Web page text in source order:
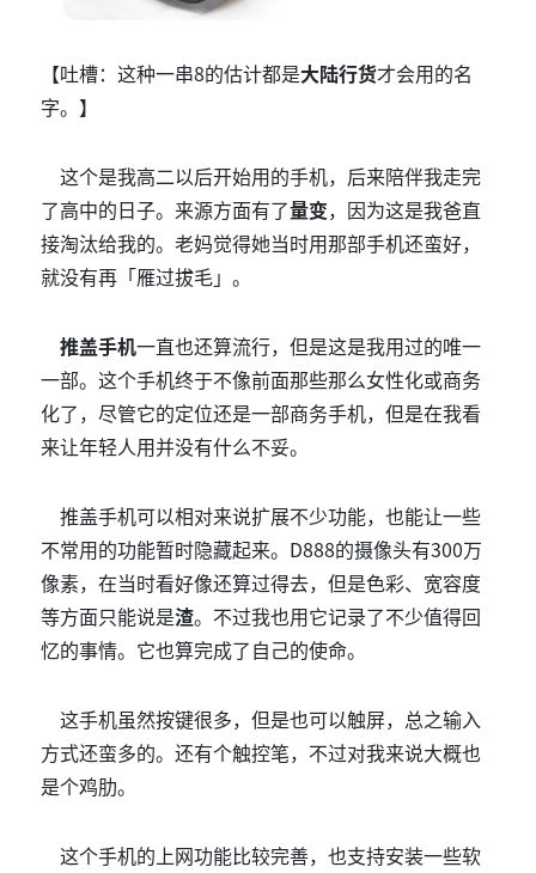
【吐槽：这种一串8的估计都是大陆行货才会用的名
字。】
这个是我高二以后开始用的手机，后来陪伴我走完
了高中的日子。来源方面有了量变，因为这是我爸直
接淘汰给我的。老妈觉得她当时用那部手机还蛮好，
就没有再「雁过拔毛」。
推盖手机一直也还算流行，但是这是我用过的唯一
一部。这个手机终于不像前面那些那么女性化或商务
化了，尽管它的定位还是一部商务手机，但是在我看
来让年轻人用并没有什么不妥。
推盖手机可以相对来说扩展不少功能，也能让一些
不常用的功能暂时隐藏起来。D888的摄像头有300万
像素，在当时看好像还算过得去，但是色彩、宽容度
等方面只能说是渣。不过我也用它记录了不少值得回
忆的事情。它也算完成了自己的使命。
这手机虽然按键很多，但是也可以触屏，总之输入
方式还蛮多的。还有个触控笔，不过对我来说大概也
是个鸡肋。
这个手机的上网功能比较完善，也支持安装一些软